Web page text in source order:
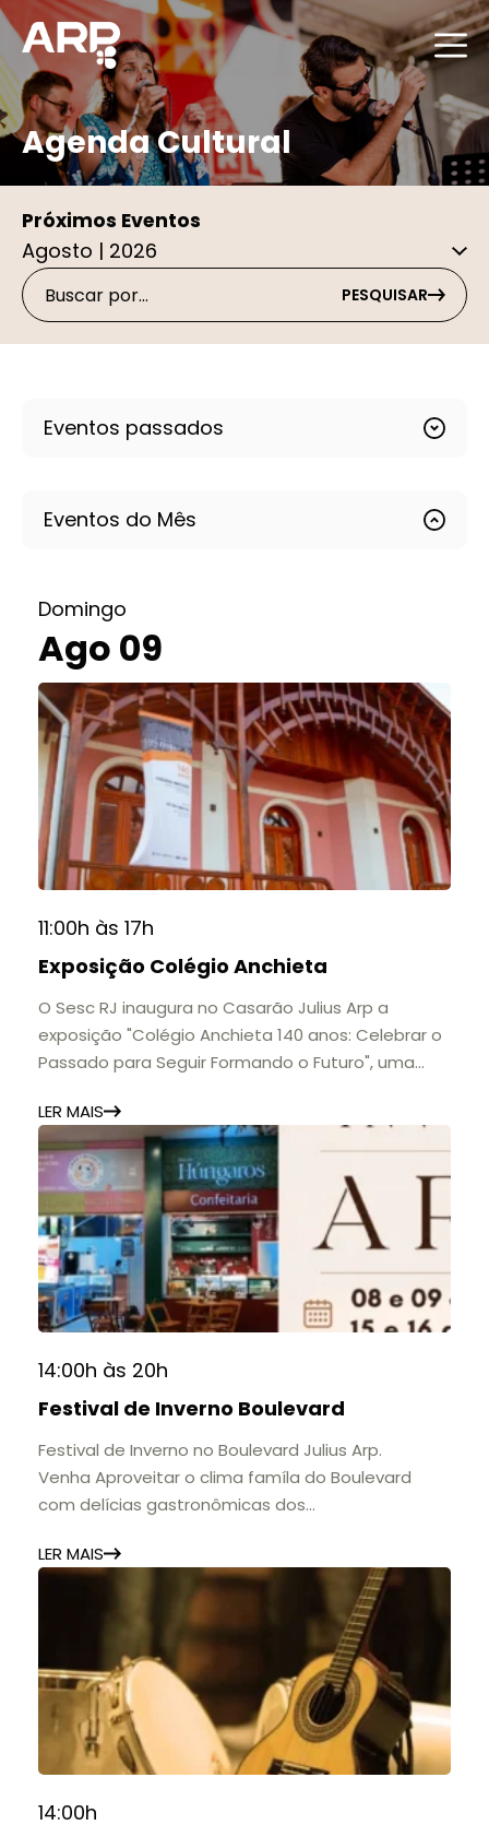
Agenda Cultural
Próximos Eventos
PESQUISAR
Eventos passados
Eventos do Mês
Domingo
Ago 09
11:00h às 17h
Exposição Colégio Anchieta
O Sesc RJ inaugura no Casarão Julius Arp a
exposição "Colégio Anchieta 140 anos: Celebrar o
Passado para Seguir Formando o Futuro", uma
importantes instituições de ensino de Nova
Friburgo e do Brasil.
A mostra convida o público a conhecer o legado
do Colégio Anchieta por meio de documentos,
histórias e marcos que evidenciam sua
contribuição para a educação, a cultura e a
formação de gerações.
📍 Casarão Julius Arp
📅 Até 30 de setembro
11h às 17h
🎟️ Entrada gratuita.
LER MAIS
14:00h às 20h
Festival de Inverno Boulevard
Festival de Inverno no Boulevard Julius Arp.
Venha Aproveitar o clima famíla do Boulevard
com delícias gastronômicas dos
LER MAIS
14:00h